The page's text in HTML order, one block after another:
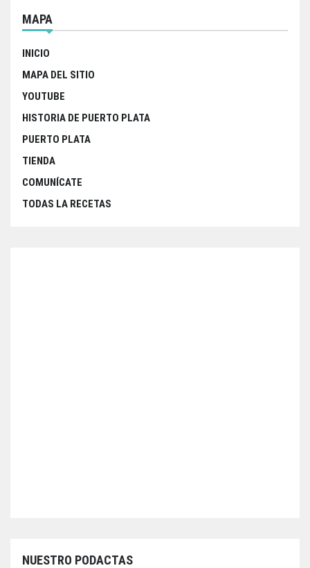
MAPA
INICIO
MAPA DEL SITIO
YOUTUBE
HISTORIA DE PUERTO PLATA
PUERTO PLATA
TIENDA
COMUNÍCATE
TODAS LA RECETAS
NUESTRO PODACTAS